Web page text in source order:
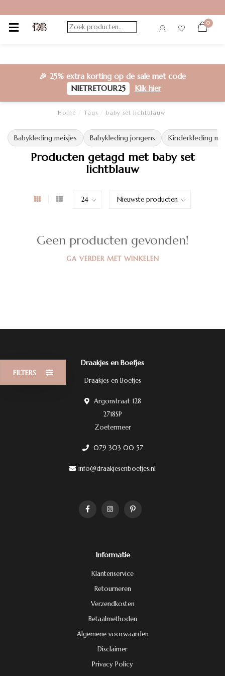
0
🎉 25% extra korting op de sale met code
NIETRETOUR25
Klik hier
Home Tags baby set lichtblauw
Babykleding meisjes Babykleding jongens Kinderkleding
Producten getagd met baby set
lichtblauw
FILTERS
Geen producten gevonden!
GA VERDER MET WINKELEN
Draakjes en Boefjes
Draakjes en Boefjes
Argonstraat 128
2718SP
Zoetermeer
079 303 00 57
info@draakjesenboefjes.nl
Informatie
Klantenservice
Retourneren
Verzendkosten
Betaalmethoden
Algemene voorwaarden
Disclaimer
Privacy Policy